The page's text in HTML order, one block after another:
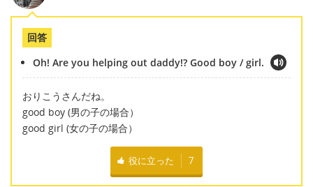
回答
Oh! Are you helping out daddy!? Good boy / girl.
おりこうさんだね。
good boy (男の子の場合）
good girl (女の子の場合）
役に立った 7